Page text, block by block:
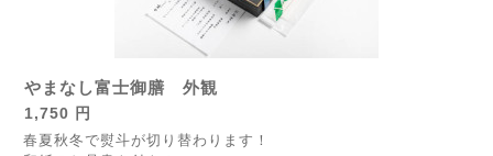
やまなし富士御膳 外観
1,750 円
春夏秋冬で熨斗が切り替わります！